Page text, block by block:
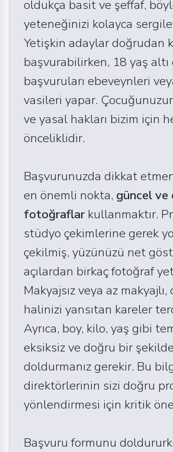
oldukça basit ve şeffaf,
yeteneğinizi kolayca
Yetişkin adaylar doğrudan
başvurabilirken, 18 yaş altı
başvuruları ebeveynleri
vasileri yapar.
ve yasal hakları bizim için
önceliklidir.
Başvurunuzda dikkat
en önemli nokta, güncel ve
fotoğraflar kullanmaktır.
stüdyo çekimlerine gerek
çekilmiş, yüzünüzü net
açılardan birkaç fotoğraf
Makyajsız veya az
halinizi yansıtan kareler
Ayrıca, boy, kilo, yaş gibi
eksiksiz ve doğru bir şekilde
doldurmanız gerekir. Bu
direktörlerinin sizi doğru
yönlendirmesi için kritik
Başvuru formunu